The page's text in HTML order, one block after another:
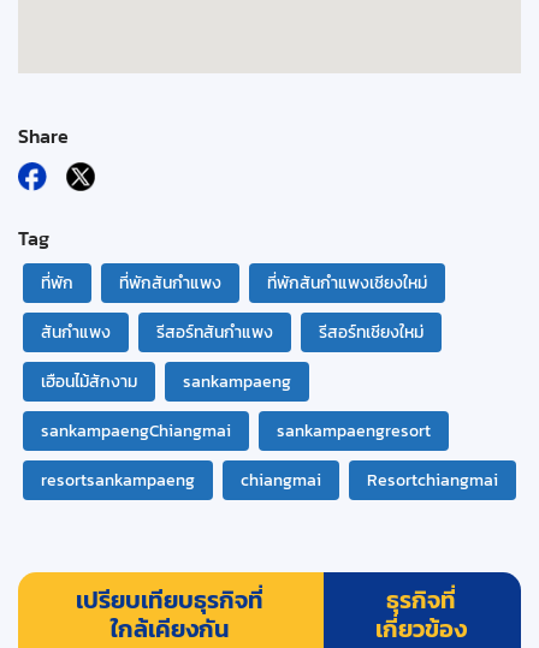
Share
Tag
ที่พัก ที่พักสันกำแพง
ที่พักสันกำแพงเชียงใหม่
สันกำแพง
รีสอร์ทสันกำแพง
รีสอร์ทเชียงใหม่
เฮือนไม้สักงาม
sankampaeng
sankampaengChiangmai
sankampaengresort
resortsankampaeng
chiangmai Resortchiangmai
เปรียบเทียบธุรกิจที่
ใกล้เคียงกัน
ธุรกิจที่
เกี่ยวข้อง